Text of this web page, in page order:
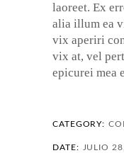
laoreet. Ex
alia illum ea
vix aperiri
vix at, vel
epicurei mea
CATEGORY:
DATE: JULIO